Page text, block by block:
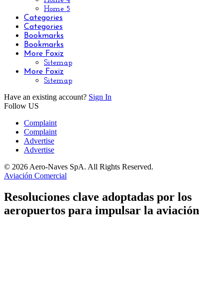
Home 5
Categories
Categories
Bookmarks
Bookmarks
More Foxiz
Sitemap
More Foxiz
Sitemap
Have an existing account? Sign In
Follow US
Complaint
Complaint
Advertise
Advertise
© 2026 Aero-Naves SpA. All Rights Reserved.
Aviación Comercial
Resoluciones clave adoptadas por los
aeropuertos para impulsar la aviación